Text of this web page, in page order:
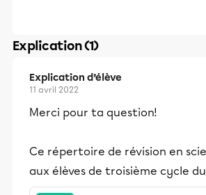
Explication (1)
Explication d’élève
11 avril 2022
Merci pour ta question!
Ce répertoire de révision en
aux élèves de troisième cycle